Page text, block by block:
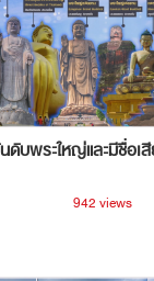
ดับพระใหญ่และมีชื่อเ
942 views